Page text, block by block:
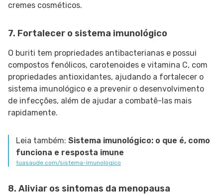
cremes cosméticos.
7. Fortalecer o sistema imunológico
O buriti tem propriedades antibacterianas e possui
compostos fenólicos, carotenoides e vitamina C, com
propriedades antioxidantes, ajudando a fortalecer o
sistema imunológico e a prevenir o desenvolvimento
de infecções, além de ajudar a combatê-las mais
rapidamente.
Leia também: Sistema imunológico: o que é, como
funciona e resposta imune
tuasaude.com/sistema-imunologico
8. Aliviar os sintomas da menopausa